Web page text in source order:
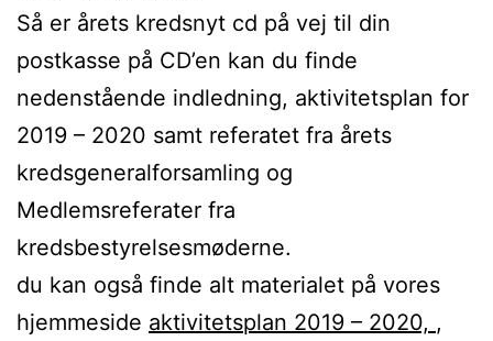
Så er årets kredsnyt cd på vej til din
postkasse på CD’en kan du finde
nedenstående indledning, aktivitetsplan for
2019 – 2020 samt referatet fra årets
kredsgeneralforsamling og
Medlemsreferater fra
kredsbestyrelsesmøderne.
du kan også finde alt materialet på vores
hjemmeside aktivitetsplan 2019 – 2020, ,